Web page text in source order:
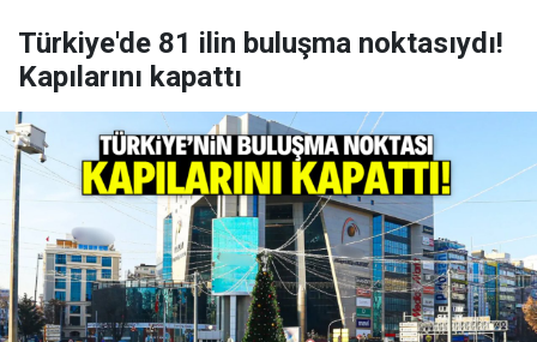
Türkiye'de 81 ilin buluşma noktasıydı!
Kapılarını kapattı